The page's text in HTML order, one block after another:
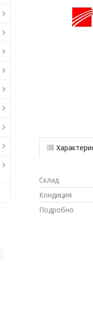
Склад
Кондиция
Подробно